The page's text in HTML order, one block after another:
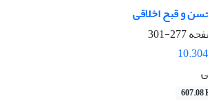
و قبح اخلاقی
277-301
607.08